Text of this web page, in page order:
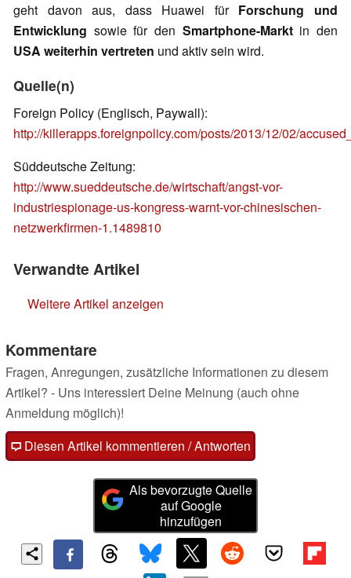
geht davon aus, dass Huawei für Forschung und
Entwicklung sowie für den Smartphone-Marktin den
USA weiterhin vertreten und aktiv sein wird.
Quelle(n)
Foreign Policy (Englisch, Paywall):
http://killerapps.foreignpolicy.com/posts/2013/12/02/
Süddeutsche Zeitung:
http://www.sueddeutsche.de/wirtschaft/angst-vor-
industriespionage-us-kongress-warnt-vor-chinesischen-
netzwerkfirmen-1.1489810
Verwandte Artikel
Weitere Artikel anzeigen
Kommentare
Fragen, Anregungen, zusätzliche Informationen zu diesem
Artikel? - Uns interessiert Deine Meinung (auch ohne
Anmeldung möglich)!
Diesen Artikel kommentieren / Antworten
Als bevorzugte Quelle
auf Google
hinzufügen